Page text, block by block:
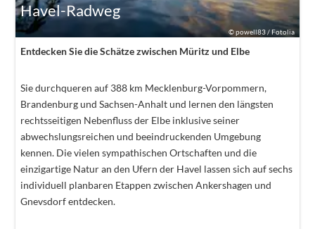
©powell83 / Fotolia
Havel-Radweg
Entdecken Sie die Schätze zwischen Müritz und Elbe
Sie durchqueren auf 388 km Mecklenburg-Vorpommern,
Brandenburg und Sachsen-Anhalt und lernen den längsten
rechtsseitigen Nebenfluss der Elbe inklusive seiner
abwechslungsreichen und beeindruckenden Umgebung
kennen. Die vielen sympathischen Ortschaften und die
einzigartige Natur an den Ufern der Havel lassen sich auf sechs
individuell planbaren Etappen zwischen Ankershagen und
Gnevsdorf entdecken.